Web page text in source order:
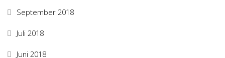
September 2018
Juli 2018
Juni 2018